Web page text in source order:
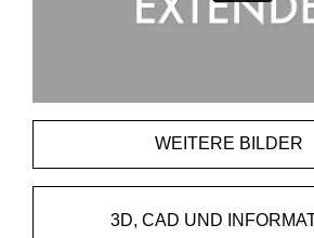
WEITERE BILDER
3D, CAD UND